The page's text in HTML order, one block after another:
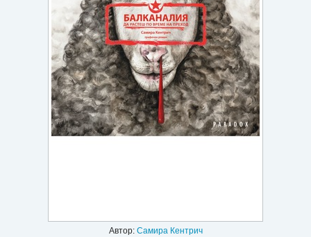
Промоции
Контакти
Вход
Регистрация
Автор: Самира Кентрич